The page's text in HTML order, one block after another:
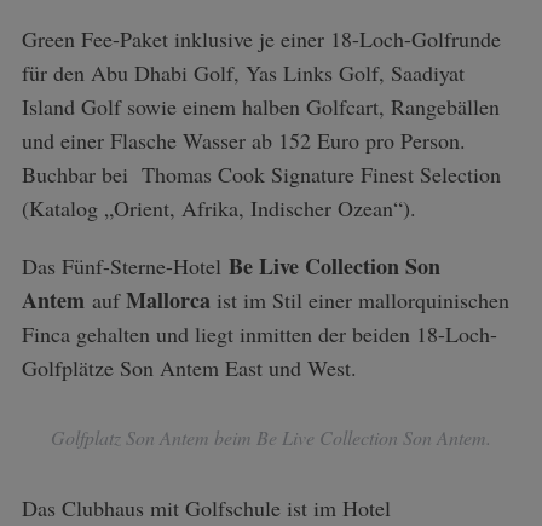
Green Fee-Paket inklusive je einer 18-Loch-Golfrunde
für den Abu Dhabi Golf, Yas Links Golf, Saadiyat
Island Golf sowie einem halben Golfcart, Rangebällen
und einer Flasche Wasser ab 152 Euro pro Person.
Buchbar bei Thomas Cook Signature Finest Selection
(Katalog „Orient, Afrika, Indischer Ozean“).
Das Fünf-Sterne-Hotel Be Live Collection Son
AntemaufMallorca ist im Stil einer mallorquinischen
Finca gehalten und liegt inmitten der beiden 18-Loch-
Golfplätze Son Antem East und West.
Golfplatz Son Antem beim Be Live Collection Son Antem.
Das Clubhaus mit Golfschule ist im Hotel